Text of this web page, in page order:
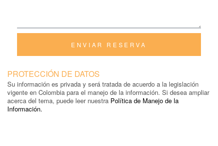
ENVIAR RESERVA
PROTECCIÓN DE DATOS
Su información es privada y será tratada de acuerdo a la legislación
vigente en Colombia para el manejo de la información. Si desea ampliar
acerca del tema, puede leer nuestra Política de Manejo de la
Información.